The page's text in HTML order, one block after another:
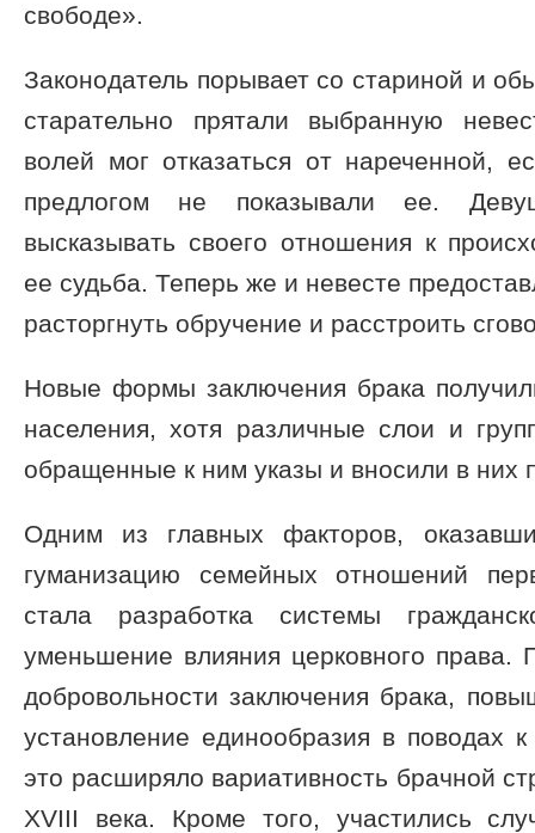
свободе».
Законодатель порывает со стариной и
старательно прятали выбранную
волей мог отказаться от нареченной,
предлогом не показывали ее.
высказывать своего отношения к
ее судьба. Теперь же и невесте
расторгнуть обручение и расстроить
Новые формы заключения брака
населения, хотя различные слои и
обращенные к ним указы и вносили в них
Одним из главных факторов,
гуманизацию семейных отношений
стала разработка системы
уменьшение влияния церковного права.
добровольности заключения брака,
установление единообразия в поводах
это расширяло вариативность брачной
XVIII века. Кроме того, участились